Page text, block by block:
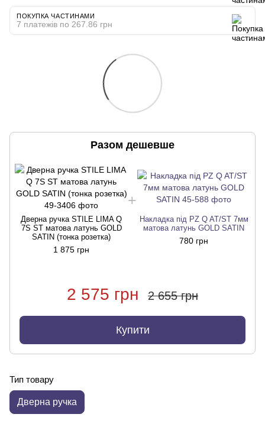
ПОКУПКА ЧАСТИНАМИ
7 платежів по 267.86 грн
Разом дешевше
Дверна ручка STILE LIMA Q
7S ST матова латунь GOLD
SATIN (тонка розетка)
1 875 грн
Накладка під PZ Q AT/ST 7мм
матова латунь GOLD SATIN
780 грн
2 575 грн 2 655 грн
Купити
Тип товару
Дверна ручка